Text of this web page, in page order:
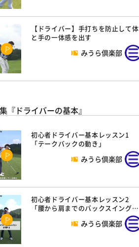
【ドライバー】手打ちを防止して体
と手の一体感を出す
みうら倶楽部
『ドライバーの基本』
初心者ドライバー基本レッスン1
「テークバックの動き」
みうら倶楽部
初心者ドライバー基本レッスン2
「腰から肩までのバックスイング…
みうら倶楽部